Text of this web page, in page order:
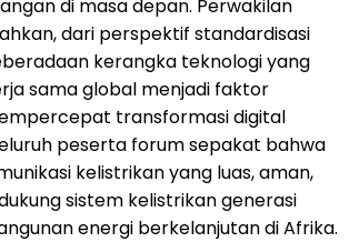
di masa depan. Perwakilan
dari perspektif standardisasi
kerangka teknologi yang
sama global menjadi faktor
transformasi digital
peserta forum sepakat bahwa
kelistrikan yang luas, aman,
sistem kelistrikan generasi
energi berkelanjutan di Afrika.